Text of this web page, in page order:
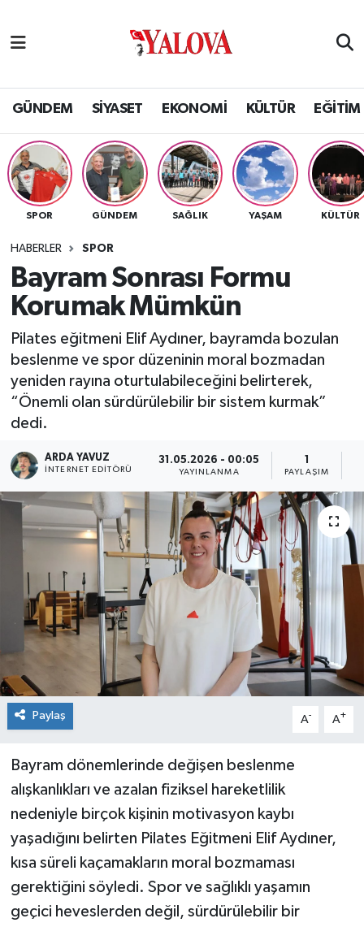
GÜNDEM SİYASET EKONOMİ KÜLTÜR EĞİTİM
SPOR GÜNDEM SAĞLIK YAŞAM KÜLTÜR
HABERLER SPOR
Bayram Sonrası Formu
Korumak Mümkün
Pilates eğitmeni Elif Aydıner, bayramda bozulan
beslenme ve spor düzeninin moral bozmadan
yeniden rayına oturtulabileceğini belirterek,
“Önemli olan sürdürülebilir bir sistem kurmak”
dedi.
ARDA YAVUZ
İNTERNET EDITÖRÜ
31.05.2026 - 00:05
YAYINLANMA
1
PAYLAŞIM
Paylaş A- A+
Bayram dönemlerinde değişen beslenme
alışkanlıkları ve azalan fiziksel hareketlilik
nedeniyle birçok kişinin motivasyon kaybı
yaşadığını belirten Pilates Eğitmeni Elif Aydıner,
kısa süreli kaçamakların moral bozmaması
gerektiğini söyledi. Spor ve sağlıklı yaşamın
geçici heveslerden değil, sürdürülebilir bir
SİYASET
EKONOMİ
KÜLTÜR
BİLİM VE TEKNOLOJİ
ASAYİŞ
SAĞLIK
SPOR
İLÇELERİMİZ
RESMİ İLAN
Yalova Nöbetçi Eczaneler
Yalova Hava Durumu
Yalova Namaz Vakitleri
Yalova Trafik Yoğunluk Haritası
Tüm Manşetler
Son Dakika Haberleri
Haber Arşivi